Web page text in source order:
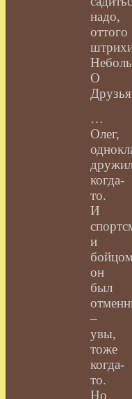
надо,
оттого
О
…
Олег,
когда-
то.
И
и
он
был
–
увы,
тоже
когда-
то.
Но